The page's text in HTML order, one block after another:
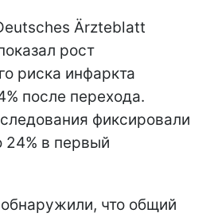
Ärzteblatt
рост
риска инфаркта
после перехода.
фиксировали
24% в первый
что общий